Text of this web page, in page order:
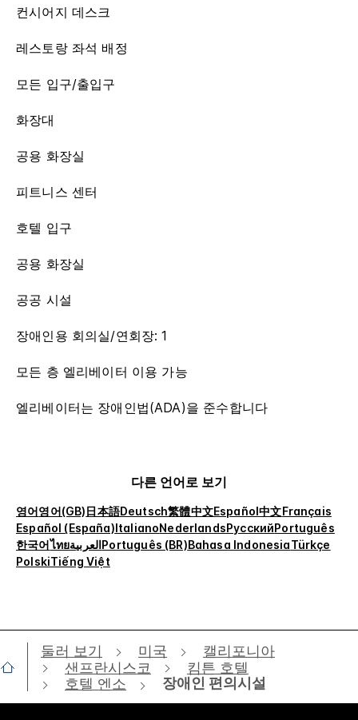
컨시어지 데스크
레스토랑 좌석 배정
모든 입구/출입구
화장대
공용 화장실
피트니스 센터
호텔 입구
공용 화장실
공공 시설
장애인용 회의실/연회장: 1
모든 층 엘리베이터 이용 가능
엘리베이터는 장애인법(ADA)을 준수합니다
다른 언어로 보기
영어영어(GB)日本語Deutsch繁體中文Español中文Français
Español (España)ItalianoNederlandsРусскийPortuguês
한국어ไทยالعربيةPortuguês (BR)Bahasa IndonesiaTürkçe
PolskiTiếng Việt
둘러 보기 미국
캘리포니아
샌프란시스코
킴튼 호텔
호텔 엔소
장애인 편의시설